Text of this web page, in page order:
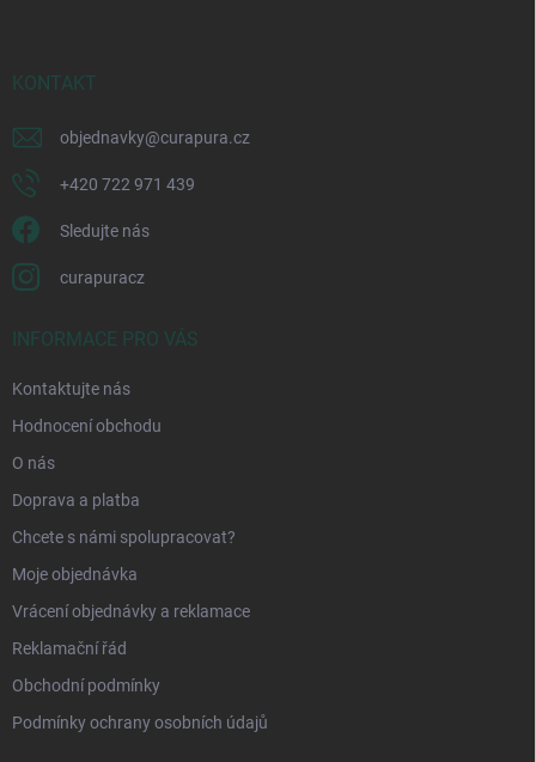
KONTAKT
objednavky@curapura.cz
+420 722 971 439
Sledujte nás
curapuracz
INFORMACE PRO VÁS
Kontaktujte nás
Hodnocení obchodu
O nás
Doprava a platba
Chcete s námi spolupracovat?
Moje objednávka
Vrácení objednávky a reklamace
Reklamační řád
Obchodní podmínky
Podmínky ochrany osobních údajů